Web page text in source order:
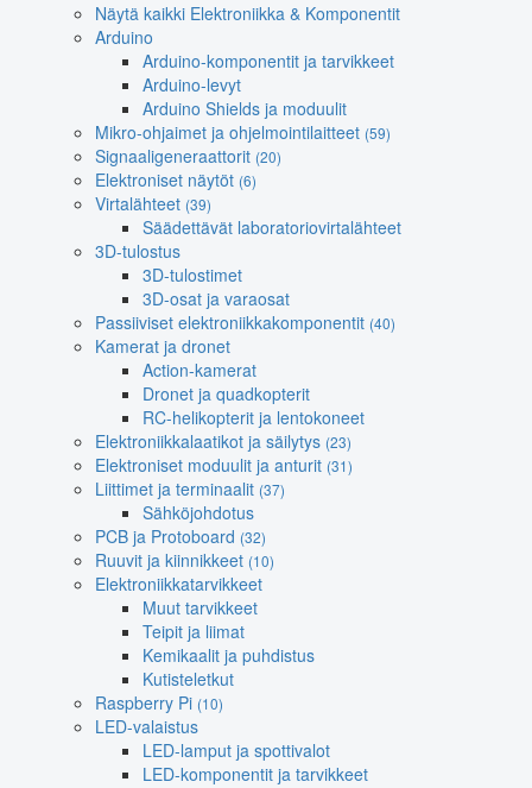
Näytä kaikki Elektroniikka & Komponentit
Arduino
Arduino-komponentit ja tarvikkeet
Arduino-levyt
Arduino Shields ja moduulit
Mikro-ohjaimet ja ohjelmointilaitteet (59)
Signaaligeneraattorit (20)
Elektroniset näytöt (6)
Virtalähteet (39)
Säädettävät laboratoriovirtalähteet
3D-tulostus
3D-tulostimet
3D-osat ja varaosat
Passiiviset elektroniikkakomponentit (40)
Kamerat ja dronet
Action-kamerat
Dronet ja quadkopterit
RC-helikopterit ja lentokoneet
Elektroniikkalaatikot ja säilytys (23)
Elektroniset moduulit ja anturit (31)
Liittimet ja terminaalit (37)
Sähköjohdotus
PCB ja Protoboard (32)
Ruuvit ja kiinnikkeet (10)
Elektroniikkatarvikkeet
Muut tarvikkeet
Teipit ja liimat
Kemikaalit ja puhdistus
Kutisteletkut
Raspberry Pi (10)
LED-valaistus
LED-lamput ja spottivalot
LED-komponentit ja tarvikkeet